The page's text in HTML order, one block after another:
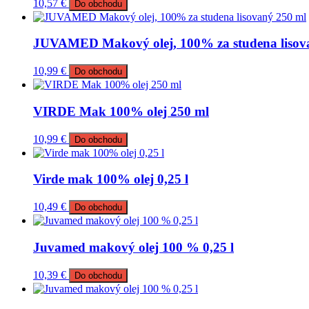
10,57 € Do obchodu
JUVAMED Makový olej, 100% za studena
10,99 € Do obchodu
VIRDE Mak 100% olej 250 ml
10,99 € Do obchodu
Virde mak 100% olej 0,25 l
10,49 € Do obchodu
Juvamed makový olej 100 % 0,25 l
10,39 € Do obchodu